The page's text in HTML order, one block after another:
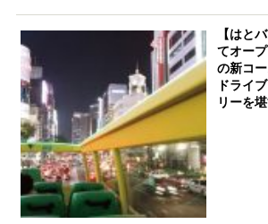
【はと
てオー
の新コ
ドライ
リーを